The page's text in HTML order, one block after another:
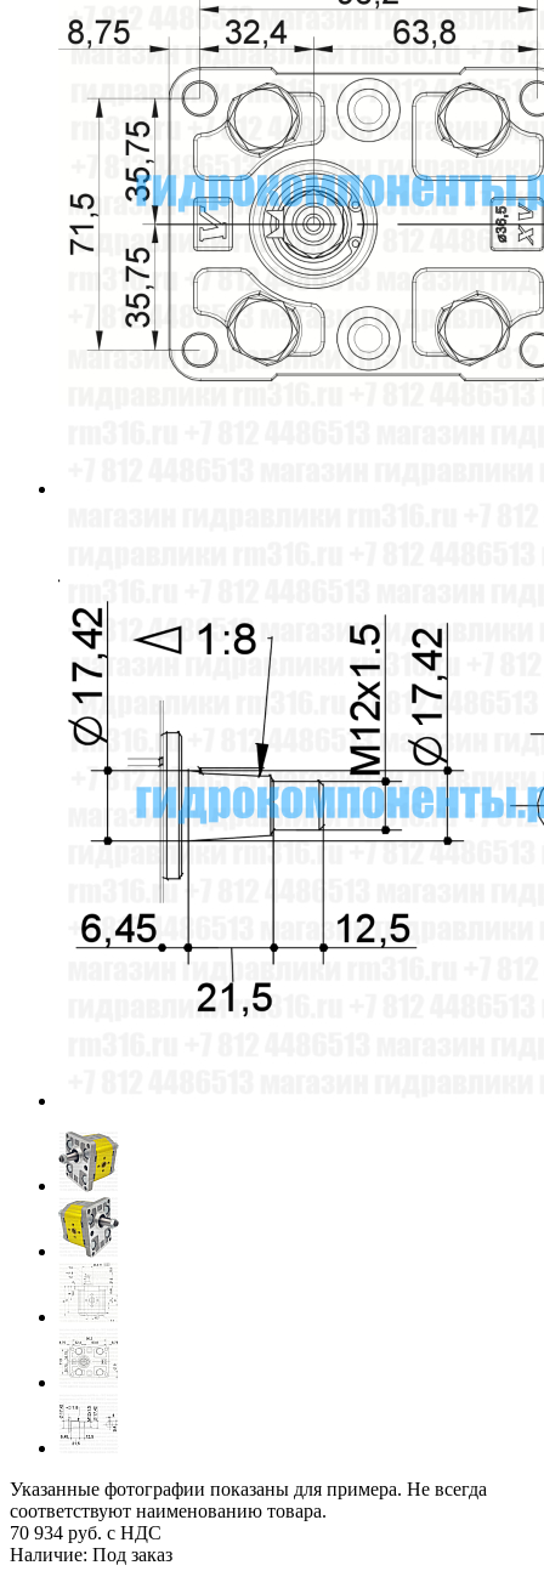
Указанные фотографии показаны для примера. Не всегда
соответствуют наименованию товара.
70 934 руб. с НДС
Наличие: Под заказ